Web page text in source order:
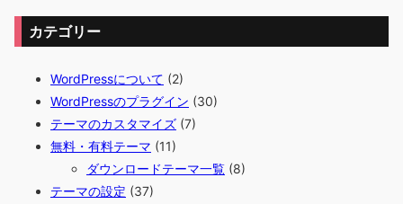
カテゴリー
WordPressについて (2)
WordPressのプラグイン (30)
テーマのカスタマイズ (7)
無料・有料テーマ (11)
ダウンロードテーマ一覧 (8)
テーマの設定 (37)